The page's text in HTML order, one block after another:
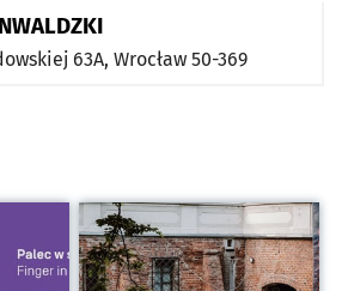
63A, Wrocław 50-369
Kliknij, aby powiększyć